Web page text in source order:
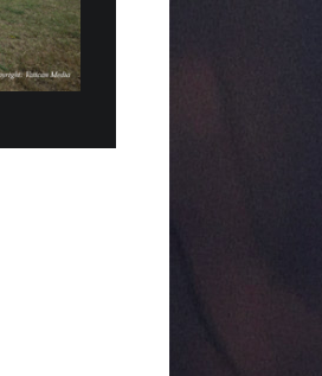
eléctricos Fiat Topolino fueron
en la mañana del martes 30 de
del Estado...